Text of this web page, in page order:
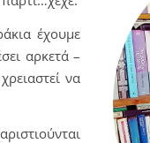
έχουμε
αρκετά –
να